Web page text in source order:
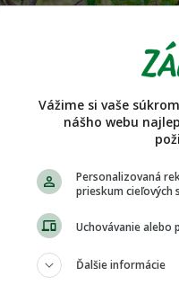
Vážime si vaše
nášho webu
Personalizovaná
prieskum cieľových
Uchovávanie alebo
Ďalšie informácie